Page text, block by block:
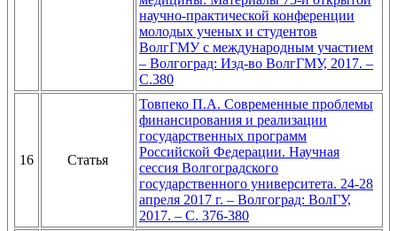
научно-практической конференции
молодых ученых и студентов
ВолгГМУ с международным участием
– Волгоград: Изд-во ВолгГМУ, 2017. –
С.380
16 Статья
Товпеко П.А. Современные проблемы
финансирования и реализации
государственных программ
Российской Федерации. Научная
сессия Волгоградского
государственного университета. 24-28
апреля 2017 г. – Волгоград: ВолГУ,
2017. – С. 376-380